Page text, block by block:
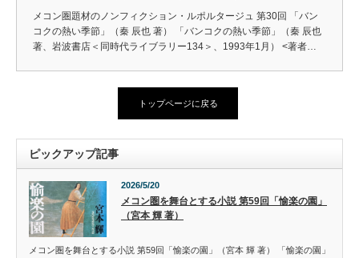
メコン圏題材のノンフィクション・ルポルタージュ 第30回 「バン
コクの熱い季節」（秦 辰也 著） 「バンコクの熱い季節」（秦 辰也
著、岩波書店＜同時代ライブラリー134＞、1993年1月） <著者…
トップページに戻る
ピックアップ記事
2026/5/20
メコン圏を舞台とする小説 第59回「愉楽の園」
（宮本 輝 著）
メコン圏を舞台とする小説 第59回「愉楽の園」（宮本 輝 著） 「愉楽の園」